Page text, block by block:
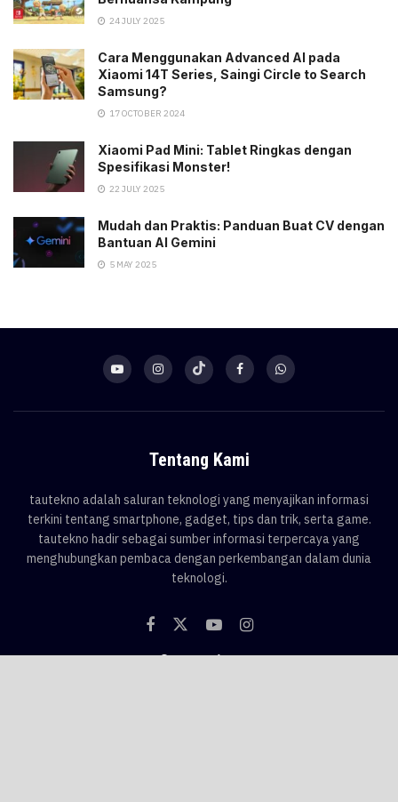
24 JULY 2025
Cara Menggunakan Advanced AI pada
Xiaomi 14T Series, Saingi Circle to Search
Samsung?
17 OCTOBER 2024
Xiaomi Pad Mini: Tablet Ringkas dengan
Spesifikasi Monster!
22 JULY 2025
Mudah dan Praktis: Panduan Buat CV dengan
Bantuan AI Gemini
5 MAY 2025
Tentang Kami
tautekno adalah saluran teknologi yang menyajikan informasi
terkini tentang smartphone, gadget, tips dan trik, serta game.
tautekno hadir sebagai sumber informasi terpercaya yang
menghubungkan pembaca dengan perkembangan dalam dunia
teknologi.
Categories